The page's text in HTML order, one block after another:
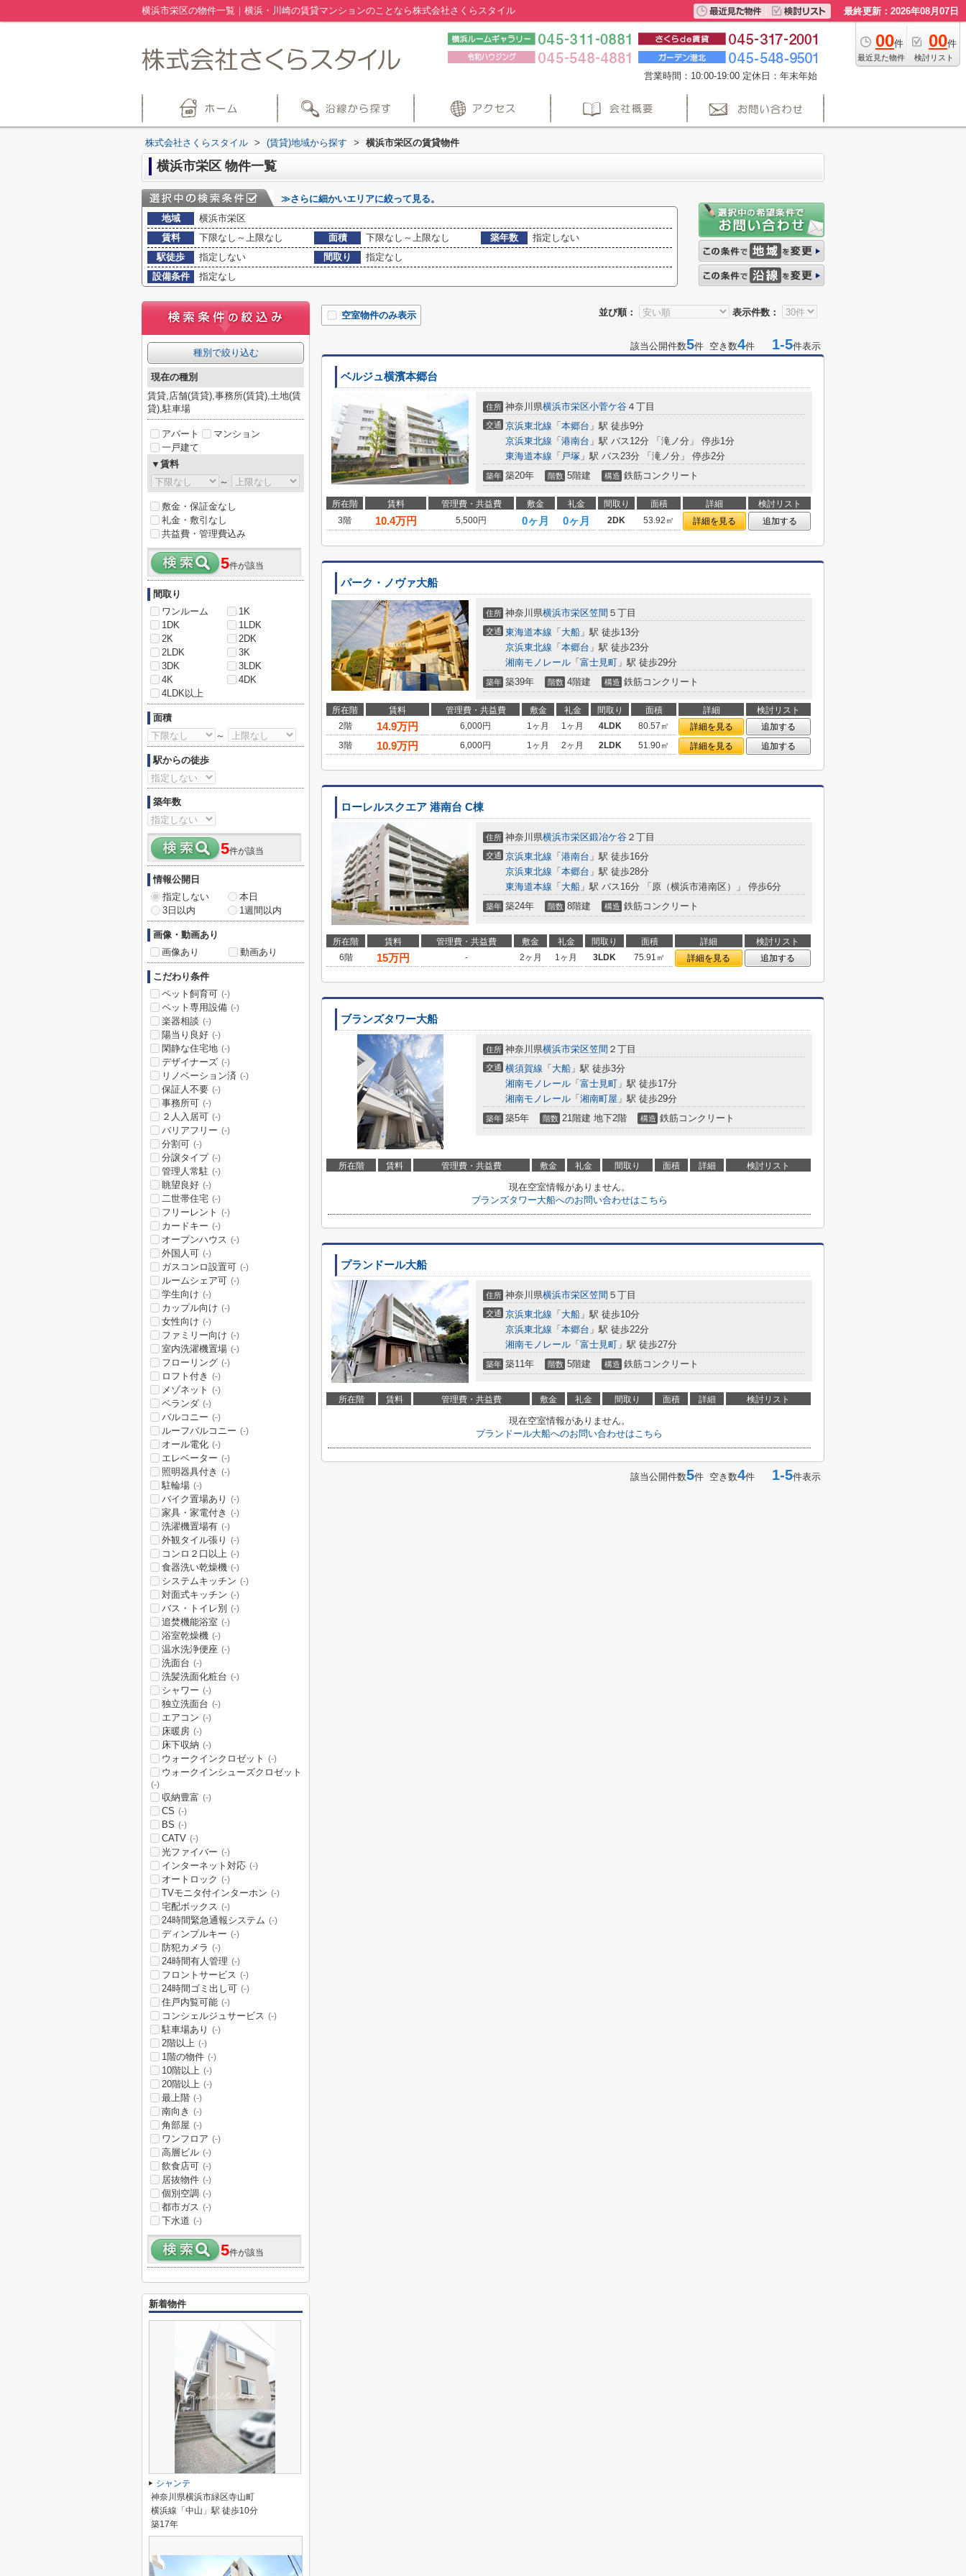
横浜市栄区の物件一覧｜横浜・川崎の賃貸マンションのことなら株式会社さくらスタイル 最終更新：2026年08月07日
00件
最近見た物件
00件
検討リスト
営業時間：10:00-19:00 定休日：年末年始
株式会社さくらスタイル > (賃貸)地域から探す > 横浜市栄区の賃貸物件
横浜市栄区 物件一覧
≫さらに細かいエリアに絞って見る。
地域
横浜市栄区
賃料
下限なし～上限なし 面積 下限なし～上限なし 築年数
指定しない
駅徒歩
指定しない 間取り
指定なし
設備条件
指定なし
並び順： 表示件数：
空室物件のみ表示
該当公開件数5件 空き数4件 1-5件表示
ベルジュ横濱本郷台
住所 神奈川県横浜市栄区小菅ケ谷 ４丁目
交通 京浜東北線 「 本郷台 」駅 徒歩9分
京浜東北線 「 港南台 」駅 バス12分 「滝ノ分」 停歩1分
東海道本線 「 戸塚 」駅 バス23分 「滝ノ分」 停歩2分
築年 築20年 階数 5階建 構造 鉄筋コンクリート
所在階 賃料 管理費・共益費 敷金 礼金 間取り 面積 詳細
検討リスト
3階
10.4万円 5,500円 0ヶ月 0ヶ月 2DK 53.92㎡ 詳細を見る 追加する
パーク・ノヴァ大船
住所 神奈川県横浜市栄区笠間 ５丁目
交通 東海道本線 「 大船 」駅 徒歩13分
京浜東北線 「 本郷台 」駅 徒歩23分
湘南モノレール 「 富士見町 」駅 徒歩29分
築年 築39年 階数 4階建 構造 鉄筋コンクリート
所在階 賃料 管理費・共益費 敷金 礼金 間取り 面積 詳細
検討リスト
2階
14.9万円 6,000円 1ヶ月 1ヶ月 4LDK 80.57㎡ 詳細を見る
追加する
3階
10.9万円 6,000円 1ヶ月 2ヶ月 2LDK 51.90㎡ 詳細を見る 追加する
ローレルスクエア 港南台 C棟
住所 神奈川県横浜市栄区鍛冶ケ谷 ２丁目
交通 京浜東北線 「 港南台 」駅 徒歩16分
京浜東北線 「 本郷台 」駅 徒歩28分
東海道本線 「 大船 」駅 バス16分 「原（横浜市港南区）」 停歩6分
築年 築24年 階数 8階建 構造 鉄筋コンクリート
所在階 賃料 管理費・共益費 敷金 礼金 間取り 面積 詳細
検討リスト
6階
15万円 - 2ヶ月 1ヶ月 3LDK 75.91㎡ 詳細を見る 追加する
ブランズタワー大船
住所 神奈川県横浜市栄区笠間 ２丁目
交通 横須賀線 「 大船 」駅 徒歩3分
湘南モノレール 「 富士見町 」駅 徒歩17分
湘南モノレール 「 湘南町屋 」駅 徒歩29分
築年 築5年 階数 21階建 地下2階 構造 鉄筋コンクリート
所在階 賃料 管理費・共益費 敷金 礼金 間取り 面積 詳細 検討リスト
現在空室情報がありません。
ブランズタワー大船へのお問い合わせはこちら
プランドール大船
住所 神奈川県横浜市栄区笠間 ５丁目
交通 京浜東北線 「 大船 」駅 徒歩10分
京浜東北線 「 本郷台 」駅 徒歩22分
湘南モノレール 「 富士見町 」駅 徒歩27分
築年 築11年 階数 5階建 構造 鉄筋コンクリート
所在階 賃料 管理費・共益費 敷金 礼金 間取り 面積 詳細 検討リスト
現在空室情報がありません。
プランドール大船へのお問い合わせはこちら
該当公開件数5件 空き数4件 1-5件表示
種別で絞り込む
現在の種別
賃貸,店舗(賃貸),事務所(賃貸),土地(賃
貸),駐車場
アパート
マンション
一戸建て
▼賃料
～
敷金・保証金なし
礼金・敷引なし
共益費・管理費込み
5件が該当
間取り
ワンルーム
1K
1DK
1LDK
2K
2DK
2LDK
3K
3DK
3LDK
4K
4DK
4LDK以上
面積
～
駅からの徒歩
築年数
5件が該当
情報公開日
指定しない
本日
3日以内
1週間以内
画像・動画あり
画像あり
動画あり
こだわり条件
ペット飼育可 (-)
ペット専用設備 (-)
楽器相談 (-)
陽当り良好 (-)
閑静な住宅地 (-)
デザイナーズ (-)
リノベーション済 (-)
保証人不要 (-)
事務所可 (-)
２人入居可 (-)
バリアフリー (-)
分割可 (-)
分譲タイプ (-)
管理人常駐 (-)
眺望良好 (-)
二世帯住宅 (-)
フリーレント (-)
カードキー (-)
オープンハウス (-)
外国人可 (-)
ガスコンロ設置可 (-)
ルームシェア可 (-)
学生向け (-)
カップル向け (-)
女性向け (-)
ファミリー向け (-)
室内洗濯機置場 (-)
フローリング (-)
ロフト付き (-)
メゾネット (-)
ベランダ (-)
バルコニー (-)
ルーフバルコニー (-)
オール電化 (-)
エレベーター (-)
照明器具付き (-)
駐輪場 (-)
バイク置場あり (-)
家具・家電付き (-)
洗濯機置場有 (-)
外観タイル張り (-)
コンロ２口以上 (-)
食器洗い乾燥機 (-)
システムキッチン (-)
対面式キッチン (-)
バス・トイレ別 (-)
追焚機能浴室 (-)
浴室乾燥機 (-)
温水洗浄便座 (-)
洗面台 (-)
洗髪洗面化粧台 (-)
シャワー (-)
独立洗面台 (-)
エアコン (-)
床暖房 (-)
床下収納 (-)
ウォークインクロゼット (-)
ウォークインシューズクロゼット
(-)
収納豊富 (-)
CS (-)
BS (-)
CATV (-)
光ファイバー (-)
インターネット対応 (-)
オートロック (-)
TVモニタ付インターホン (-)
宅配ボックス (-)
24時間緊急通報システム (-)
ディンプルキー (-)
防犯カメラ (-)
24時間有人管理 (-)
フロントサービス (-)
24時間ゴミ出し可 (-)
住戸内覧可能 (-)
コンシェルジュサービス (-)
駐車場あり (-)
2階以上 (-)
1階の物件 (-)
10階以上 (-)
20階以上 (-)
最上階 (-)
南向き (-)
角部屋 (-)
ワンフロア (-)
高層ビル (-)
飲食店可 (-)
居抜物件 (-)
個別空調 (-)
都市ガス (-)
下水道 (-)
5件が該当
新着物件
シャンテ
神奈川県横浜市緑区寺山町
横浜線「中山」駅 徒歩10分
築17年